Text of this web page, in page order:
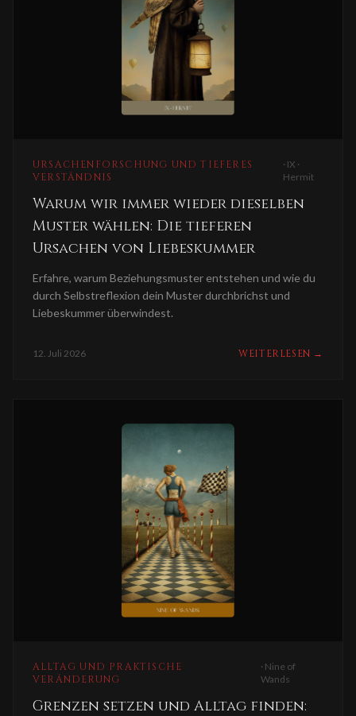
URSACHENFORSCHUNG UND TIEFERES
VERSTÄNDNIS
· IX ·
Hermit
Warum wir immer wieder dieselben
Muster wählen: Die tieferen
Ursachen von Liebeskummer
Erfahre, warum Beziehungsmuster entstehen und wie du
durch Selbstreflexion dein Muster durchbrichst und
Liebeskummer überwindest.
12. Juli 2026 WEITERLESEN →
ALLTAG UND PRAKTISCHE
VERÄNDERUNG
· Nine of
Wands
Grenzen setzen und Alltag finden: